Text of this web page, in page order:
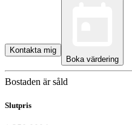
Kontakta mig
Boka värdering
Bostaden är såld
Slutpris